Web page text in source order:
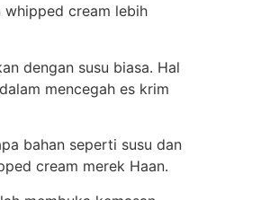
cream lebih
dengan susu biasa. Hal
mencegah es krim
bahan seperti susu dan
cream merek Haan.